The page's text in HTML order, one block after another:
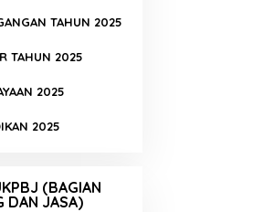
TAHUN 2025
TAHUN 2025
2025
2025
(BAGIAN
DAN JASA)